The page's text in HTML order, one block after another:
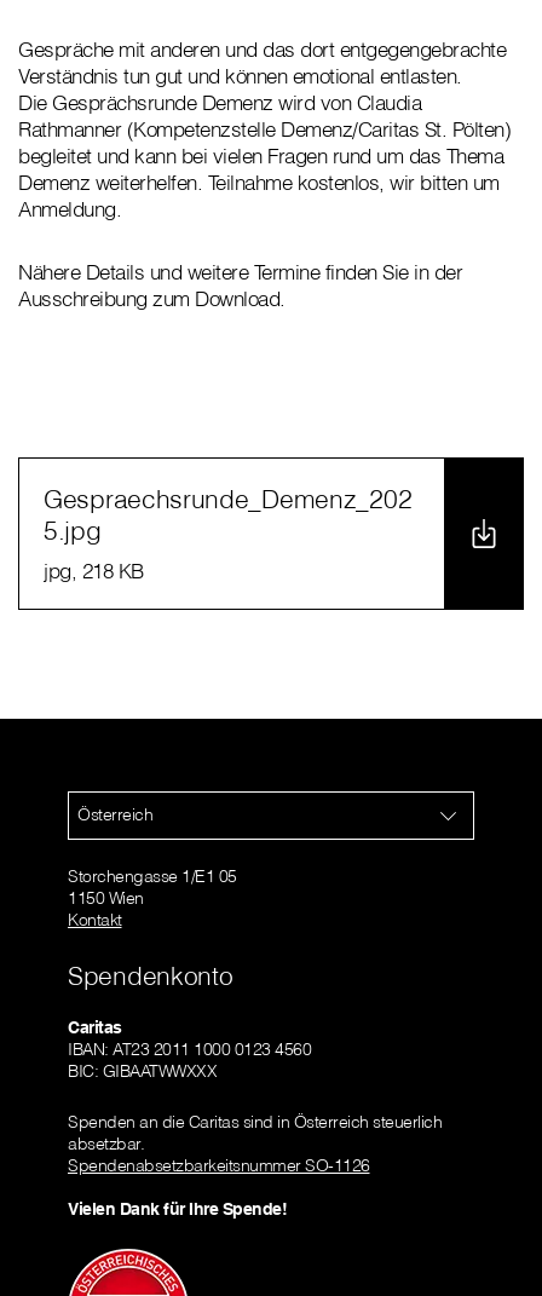
Gespräche mit anderen und das dort entgegengebrachte
Verständnis tun gut und können emotional entlasten.
Die Gesprächsrunde Demenz wird von Claudia
Rathmanner (Kompetenzstelle Demenz/Caritas St. Pölten)
begleitet und kann bei vielen Fragen rund um das Thema
Demenz weiterhelfen. Teilnahme kostenlos, wir bitten um
Anmeldung.
Nähere Details und weitere Termine finden Sie in der
Ausschreibung zum Download.
Gespraechsrunde_Demenz_202
5.jpg
jpg , 218 KB
Österreich
Storchengasse 1/E1 05
1150 Wien
Kontakt
Spendenkonto
Caritas
IBAN: AT23 2011 1000 0123 4560
BIC: GIBAATWWXXX
Spenden an die Caritas sind in Österreich steuerlich
absetzbar.
Spendenabsetzbarkeitsnummer SO-1126
Vielen Dank für Ihre Spende!